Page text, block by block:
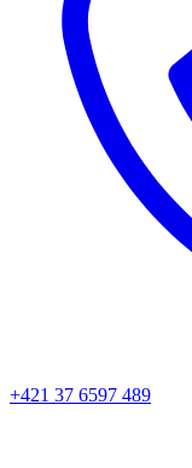
+421 37 6597 489